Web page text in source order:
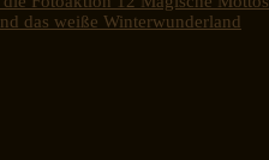
das weiße Winterwunderland